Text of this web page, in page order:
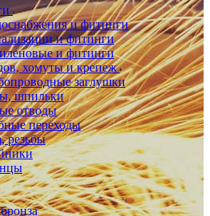
и фитинги
и фитинги
и фитинги
хомуты и крепеж
заглушки
шпильки
отводы
переходы
резьбы